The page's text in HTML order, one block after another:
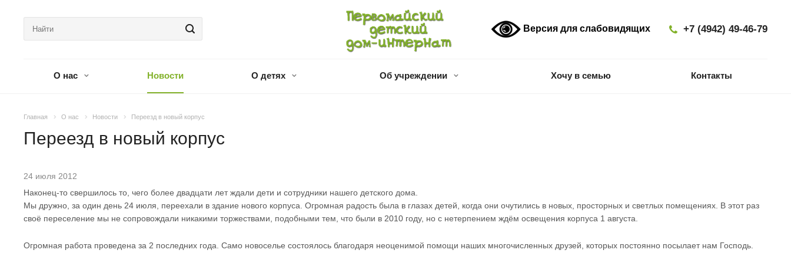
Версия для слабовидящих +7 (4942) 49-46-79
О нас Новости О детях Об учреждении Хочу в семью Контакты
Главная О нас Новости Переезд в новый корпус
Переезд в новый корпус
24 июля 2012
Наконец-то свершилось то, чего более двадцати лет ждали дети и сотрудники нашего детского дома.
Мы дружно, за один день 24 июля, переехали в здание нового корпуса. Огромная радость была в глазах детей, когда они очутились в новых, просторных и светлых помещениях. В этот раз
своё переселение мы не сопровождали никакими торжествами, подобными тем, что были в 2010 году, но с нетерпением ждём освещения корпуса 1 августа.
Огромная работа проведена за 2 последних года. Само новоселье состоялось благодаря неоценимой помощи наших многочисленных друзей, которых постоянно посылает нам Господь.